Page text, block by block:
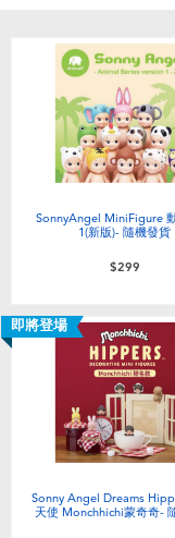
電子玩具
遊戲及拼圖
益智學習玩
派對用品
角色扮演及
毛毛公仔玩
LEGO樂高
Barbie芭比
Disney
NERF熱火
Play-Doh培樂
SonnyAngel MiniFigure
1(新版)- 隨機發貨
$299
即將登場
Sonny Angel Dreams
天使 Monchhichi蒙奇奇-